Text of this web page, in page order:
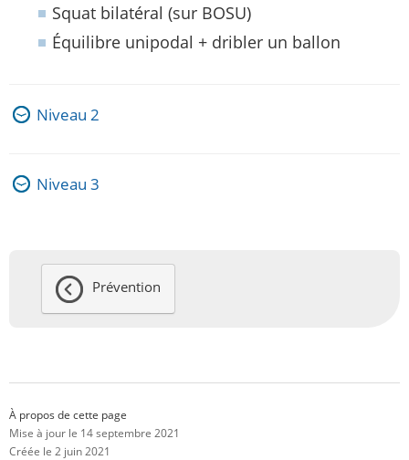
Squat bilatéral (sur BOSU)
Équilibre unipodal + dribler un ballon
Niveau 2
Niveau 3
Prévention
À propos de cette page
Mise à jour le 14 septembre 2021
Créée le 2 juin 2021